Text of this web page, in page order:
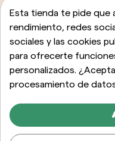
Esta tienda te pide que
rendimiento, redes
sociales y las cookies
para ofrecerte
personalizados.
procesamiento de